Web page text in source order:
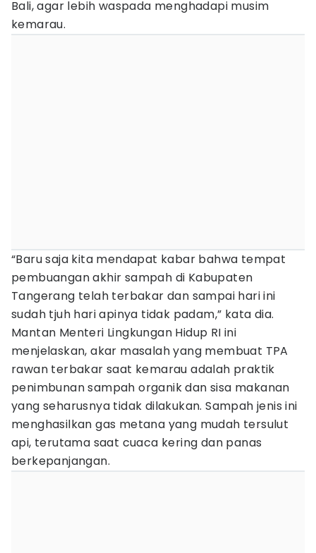
Bali, agar lebih waspada menghadapi musim
kemarau.
“Baru saja kita mendapat kabar bahwa tempat
pembuangan akhir sampah di Kabupaten
Tangerang telah terbakar dan sampai hari ini
sudah tjuh hari apinya tidak padam,” kata dia.
Mantan Menteri Lingkungan Hidup RI ini
menjelaskan, akar masalah yang membuat TPA
rawan terbakar saat kemarau adalah praktik
penimbunan sampah organik dan sisa makanan
yang seharusnya tidak dilakukan. Sampah jenis ini
menghasilkan gas metana yang mudah tersulut
api, terutama saat cuaca kering dan panas
berkepanjangan.